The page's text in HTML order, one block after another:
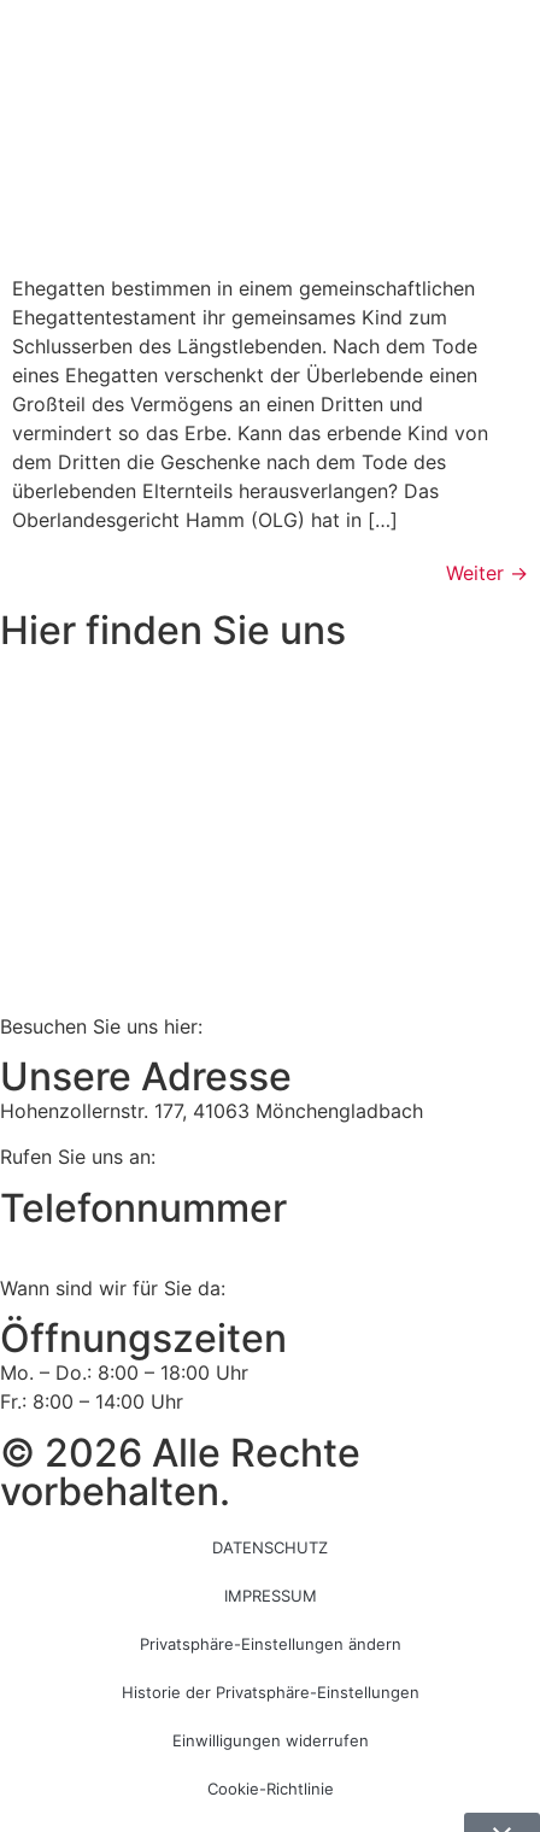
Ehegatten bestimmen in einem gemeinschaftlichen
Ehegattentestament ihr gemeinsames Kind zum
Schlusserben des Längstlebenden. Nach dem Tode
eines Ehegatten verschenkt der Überlebende einen
Großteil des Vermögens an einen Dritten und
vermindert so das Erbe. Kann das erbende Kind von
dem Dritten die Geschenke nach dem Tode des
überlebenden Elternteils herausverlangen? Das
Oberlandesgericht Hamm (OLG) hat in […]
Weiter →
Hier finden Sie uns
Besuchen Sie uns hier:
Unsere Adresse
Hohenzollernstr. 177, 41063 Mönchengladbach
Rufen Sie uns an:
Telefonnummer
Wann sind wir für Sie da:
Öffnungszeiten
Mo. – Do.: 8:00 – 18:00 Uhr
Fr.: 8:00 – 14:00 Uhr
© 2026 Alle Rechte
vorbehalten.
DATENSCHUTZ
IMPRESSUM
Privatsphäre-Einstellungen ändern
Historie der Privatsphäre-Einstellungen
Einwilligungen widerrufen
Cookie-Richtlinie